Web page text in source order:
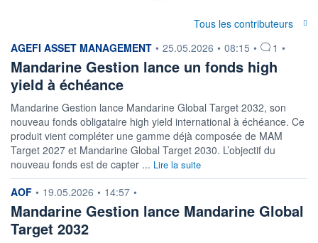
04/12 07/04
260
280
CATÉGORIE MORNINGSTAR
Actions Secteur Autres
TARIFS PRIVILÉGIÉS
ÉLIGIBILITÉ
PEA PEA-PME
Tous les contributeurs
information fournie par
AGEFI ASSET MANAGEMENT • 25.05.2026 • 08:15 • 1 •
Mandarine Gestion lance un fonds high
yield à échéance
Mandarine Gestion lance Mandarine Global Target 2032, son
nouveau fonds obligataire high yield international à échéance. Ce
produit vient compléter une gamme déjà composée de MAM
Target 2027 et Mandarine Global Target 2030. L’objectif du
nouveau fonds est de capter ... Lire la suite
information fournie par
AOF • 19.05.2026 • 14:57 •
Mandarine Gestion lance Mandarine Global
Target 2032